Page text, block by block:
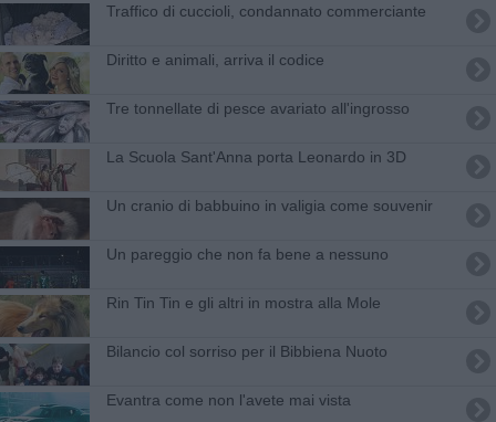
Traffico di cuccioli, condannato commerciante
Diritto e animali, arriva il codice
Tre tonnellate di pesce avariato all'ingrosso
La Scuola Sant'Anna porta Leonardo in 3D
Un cranio di babbuino in valigia come souvenir
Un pareggio che non fa bene a nessuno
Rin Tin Tin e gli altri in mostra alla Mole
Bilancio col sorriso per il Bibbiena Nuoto
Evantra come non l'avete mai vista